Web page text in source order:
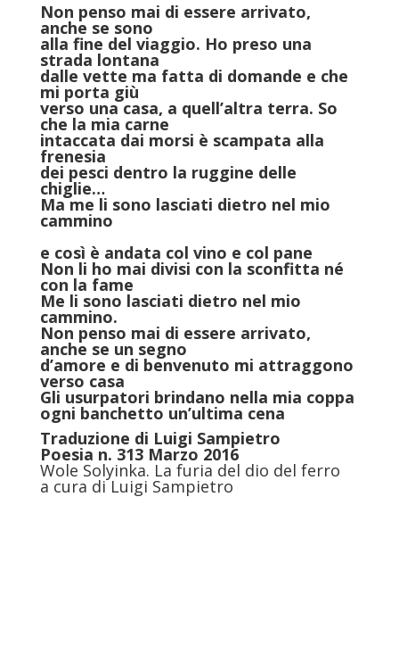
Non penso mai di essere arrivato,
anche se sono
alla fine del viaggio. Ho preso una
strada lontana
dalle vette ma fatta di domande e che
mi porta giù
verso una casa, a quell’altra terra. So
che la mia carne
intaccata dai morsi è scampata alla
frenesia
dei pesci dentro la ruggine delle
chiglie…
Ma me li sono lasciati dietro nel mio
cammino
e così è andata col vino e col pane
Non li ho mai divisi con la sconfitta né
con la fame
Me li sono lasciati dietro nel mio
cammino.
Non penso mai di essere arrivato,
anche se un segno
d’amore e di benvenuto mi attraggono
verso casa
Gli usurpatori brindano nella mia coppa
ogni banchetto un’ultima cena
Traduzione di Luigi Sampietro
Poesia n. 313 Marzo 2016
Wole Solyinka. La furia del dio del ferro
a cura di Luigi Sampietro